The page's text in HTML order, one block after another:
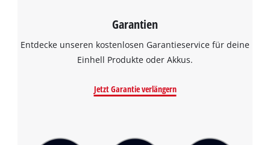
Garantien
Entdecke unseren kostenlosen Garantieservice für deine
Einhell Produkte oder Akkus.
Jetzt Garantie verlängern